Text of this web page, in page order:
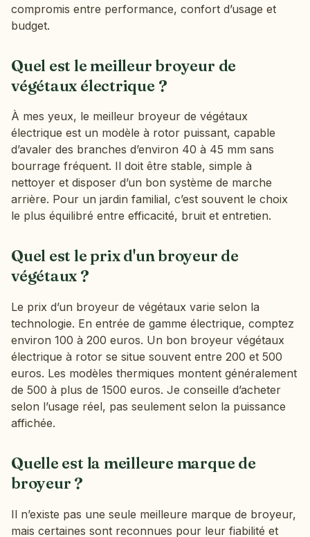
compromis entre performance, confort d’usage et
budget.
Quel est le meilleur broyeur de
végétaux électrique ?
À mes yeux, le meilleur broyeur de végétaux
électrique est un modèle à rotor puissant, capable
d’avaler des branches d’environ 40 à 45 mm sans
bourrage fréquent. Il doit être stable, simple à
nettoyer et disposer d’un bon système de marche
arrière. Pour un jardin familial, c’est souvent le choix
le plus équilibré entre efficacité, bruit et entretien.
Quel est le prix d'un broyeur de
végétaux ?
Le prix d’un broyeur de végétaux varie selon la
technologie. En entrée de gamme électrique, comptez
environ 100 à 200 euros. Un bon broyeur végétaux
électrique à rotor se situe souvent entre 200 et 500
euros. Les modèles thermiques montent généralement
de 500 à plus de 1500 euros. Je conseille d’acheter
selon l’usage réel, pas seulement selon la puissance
affichée.
Quelle est la meilleure marque de
broyeur ?
Il n’existe pas une seule meilleure marque de broyeur,
mais certaines sont reconnues pour leur fiabilité et